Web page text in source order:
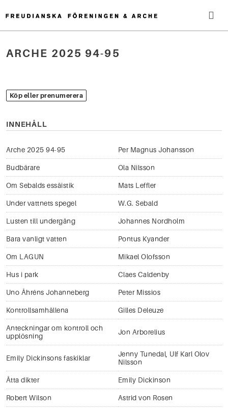
till
innehåll
SökARCHE 2025 94-95
Köp eller prenumerera
INNEHÅLL
Arche 2025 94-95 Per Magnus Johansson
Budbärare Ola Nilsson
Om Sebalds essäistik Mats Leffler
Under vattnets spegel W.G. Sebald
Lusten till undergång Johannes Nordholm
Bara vanligt vatten Pontus Kyander
Om LAGUN Mikael Olofsson
Hus i park Claes Caldenby
Uno Åhréns Johanneberg Peter Missios
Kontrollsamhällena Gilles Deleuze
Anteckningar om kontroll och
upplösning
Jon Arborelius
Emily Dickinsons faskiklar Jenny Tunedal, Ulf Karl Olov
Nilsson
Åtta dikter Emily Dickinson
Robert Wilson Astrid von Rosen